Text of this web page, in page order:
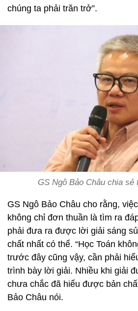
chúng ta phải trăn trở”.
GS Ngô Bảo Châu chia sẻ
GS Ngô Bảo Châu cho rằng,
không chỉ đơn thuần là tìm ra
phải đưa ra được lời giải sáng
chất nhất có thể. “Học Toán
trước đây cũng vậy, cần phải
trình bày lời giải. Nhiều khi giải
chưa chắc đã hiểu được bản
Bảo Châu nói.